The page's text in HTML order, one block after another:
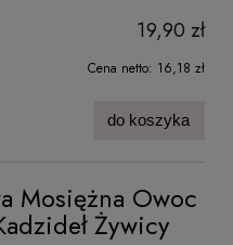
19,90 zł
Cena netto: 16,18 zł
do koszyka
Mosiężna Owoc
Żywicy